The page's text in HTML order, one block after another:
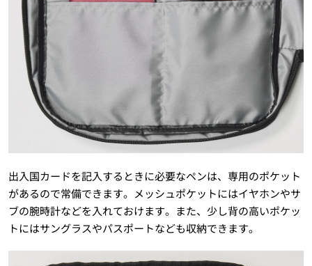
出入国カードを記入するときに必要なペンは、専用のポケット
があるので常備できます。メッシュポケットにはイヤホンやサ
ブの腕時計などを入れておけます。また、少し背の高いポケッ
トにはサングラスやパスポートなども収納できます。